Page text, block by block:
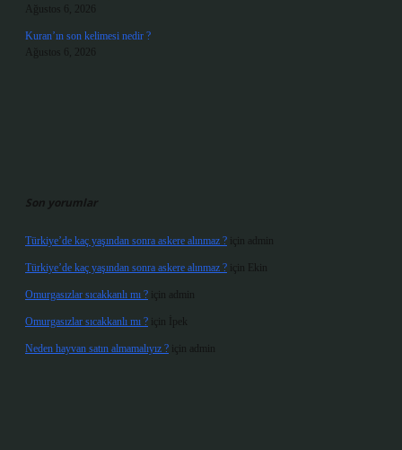
Ağustos 6, 2026
Kuran’ın son kelimesi nedir ?
Ağustos 6, 2026
Son yorumlar
Türkiye’de kaç yaşından sonra askere alınmaz ? için admin
Türkiye’de kaç yaşından sonra askere alınmaz ? için Ekin
Omurgasızlar sıcakkanlı mı ? için admin
Omurgasızlar sıcakkanlı mı ? için İpek
Neden hayvan satın almamalıyız ? için admin